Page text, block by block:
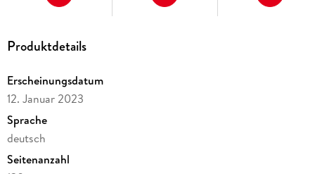
Produktdetails
Erscheinungsdatum
12. Januar 2023
Sprache
deutsch
Seitenanzahl